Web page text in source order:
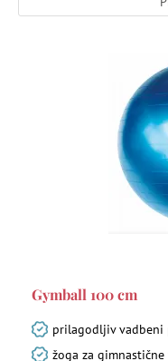
Gymball 100 cm
prilagodljiv vadbeni
žoga za